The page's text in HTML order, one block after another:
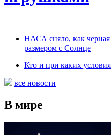
НАСА сняло, как черная
размером с Солнце
Кто и при каких
все новости
В мире